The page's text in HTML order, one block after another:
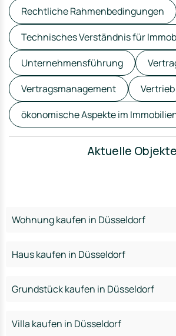
Rechtliche Rahmenbedingungen
Technisches Verständnis für
Unternehmensführung
Vertragsmanagement
Vertrieb
ökonomische Aspekte im
Aktuelle Objekte
Wohnung kaufen in Düsseldorf
Haus kaufen in Düsseldorf
Grundstück kaufen in Düsseldorf
Villa kaufen in Düsseldorf